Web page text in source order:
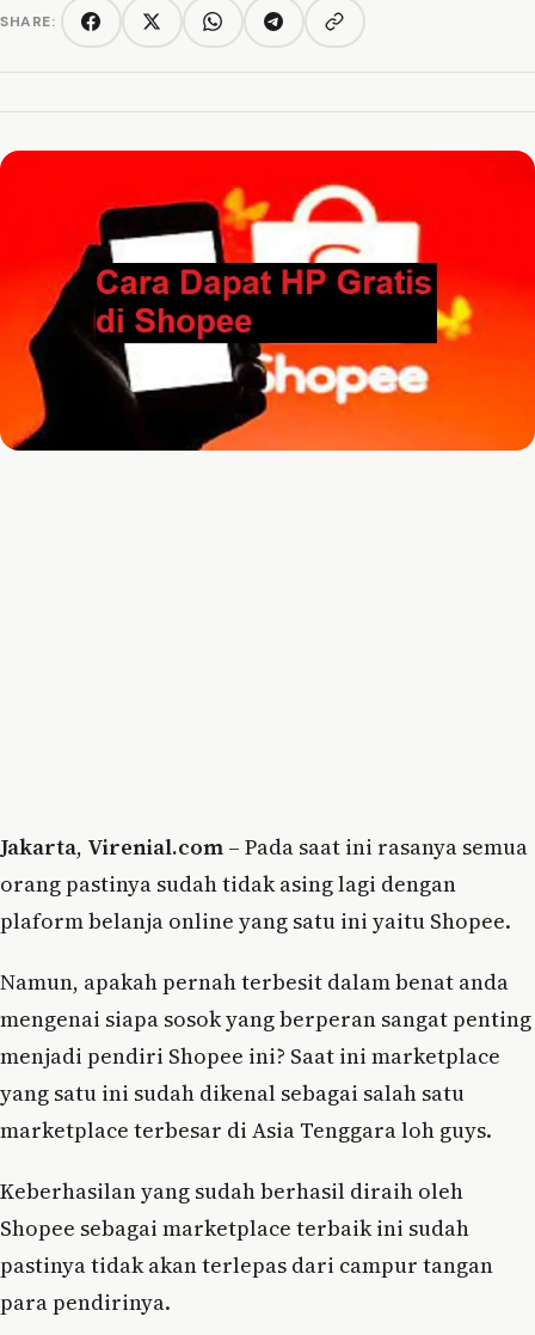
SHARE:
FacebookTwitter/XWhatsAppTelegramCopy link
Jakarta, Virenial.com – Pada saat ini rasanya semua
orang pastinya sudah tidak asing lagi dengan
plaform belanja online yang satu ini yaitu Shopee.
Namun, apakah pernah terbesit dalam benat anda
mengenai siapa sosok yang berperan sangat penting
menjadi pendiri Shopee ini? Saat ini marketplace
yang satu ini sudah dikenal sebagai salah satu
marketplace terbesar di Asia Tenggara loh guys.
Keberhasilan yang sudah berhasil diraih oleh
Shopee sebagai marketplace terbaik ini sudah
pastinya tidak akan terlepas dari campur tangan
para pendirinya.